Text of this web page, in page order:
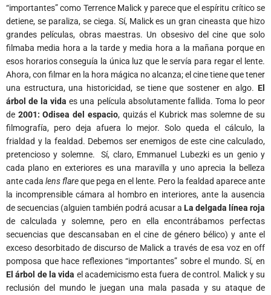
“importantes” como Terrence Malick y parece que el espíritu crítico se
detiene, se paraliza, se ciega. Sí, Malick es un gran cineasta que hizo
grandes películas, obras maestras. Un obsesivo del cine que solo
filmaba media hora a la tarde y media hora a la mañana porque en
esos horarios conseguía la única luz que le servía para regar el lente.
Ahora, con filmar en la hora mágica no alcanza; el cine tiene que tener
una estructura, una historicidad, se tiene que sostener en algo. El
árbol de la vida es una película absolutamente fallida. Toma lo peor
de 2001: Odisea del espacio, quizás el Kubrick mas solemne de su
filmografía, pero deja afuera lo mejor. Solo queda el cálculo, la
frialdad y la fealdad. Debemos ser enemigos de este cine calculado,
pretencioso y solemne. Sí, claro, Emmanuel Lubezki es un genio y
cada plano en exteriores es una maravilla y uno aprecia la belleza
ante cada lens flareque pega en el lente. Pero la fealdad aparece ante
la incomprensible cámara al hombro en interiores, ante la ausencia
de secuencias (alguien también podrá acusar a La delgada línea roja
de calculada y solemne, pero en ella encontrábamos perfectas
secuencias que descansaban en el cine de género bélico) y ante el
exceso desorbitado de discurso de Malick a través de esa voz en off
pomposa que hace reflexiones “importantes” sobre el mundo. Sí, en
El árbol de la vida el academicismo esta fuera de control. Malick y su
reclusión del mundo le juegan una mala pasada y su ataque de